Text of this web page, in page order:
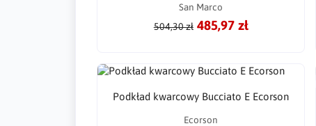
San Marco
504,30 zł 485,97 zł
Podkład kwarcowy Bucciato E Ecorson
Ecorson